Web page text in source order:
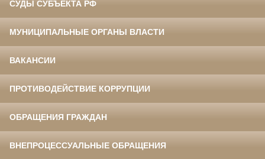
СУДЫ СУБЪЕКТА РФ
МУНИЦИПАЛЬНЫЕ ОРГАНЫ ВЛАСТИ
ВАКАНСИИ
ПРОТИВОДЕЙСТВИЕ КОРРУПЦИИ
ОБРАЩЕНИЯ ГРАЖДАН
ВНЕПРОЦЕССУАЛЬНЫЕ ОБРАЩЕНИЯ